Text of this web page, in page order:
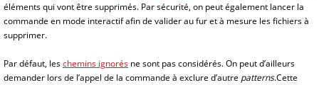
éléments qui vont être supprimés. Par sécurité, on peut également lancer la
commande en mode interactif afin de valider au fur et à mesure les fichiers à
supprimer.
Par défaut, leschemins ignorés ne sont pas considérés. On peut d’ailleurs
demander lors de l’appel de la commande à exclure d’autre patterns.Cette